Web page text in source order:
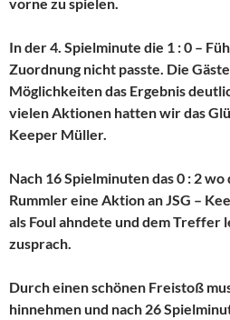
In der 4. Spielminute die 1 : 0 –
Zuordnung nicht passte. Die
Möglichkeiten das Ergebnis
vielen Aktionen hatten wir das
Keeper Müller.
Nach 16 Spielminuten das 0 : 2
Rummler eine Aktion an JSG –
als Foul ahndete und dem Treffer
zusprach.
Durch einen schönen Freistoß
hinnehmen und nach 26